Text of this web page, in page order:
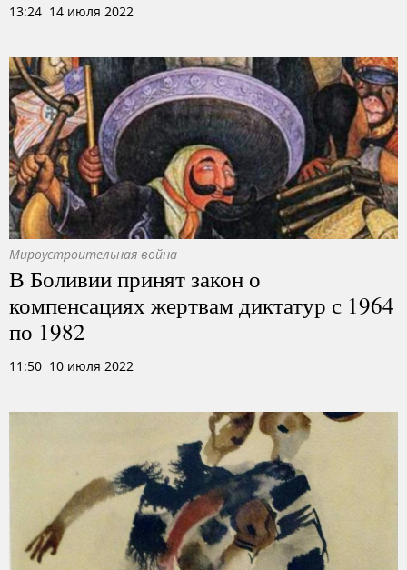
13:24 14 июля 2022
Мироустроительная война
В Боливии принят закон о
компенсациях жертвам диктатур с 1964
по 1982
11:50 10 июля 2022